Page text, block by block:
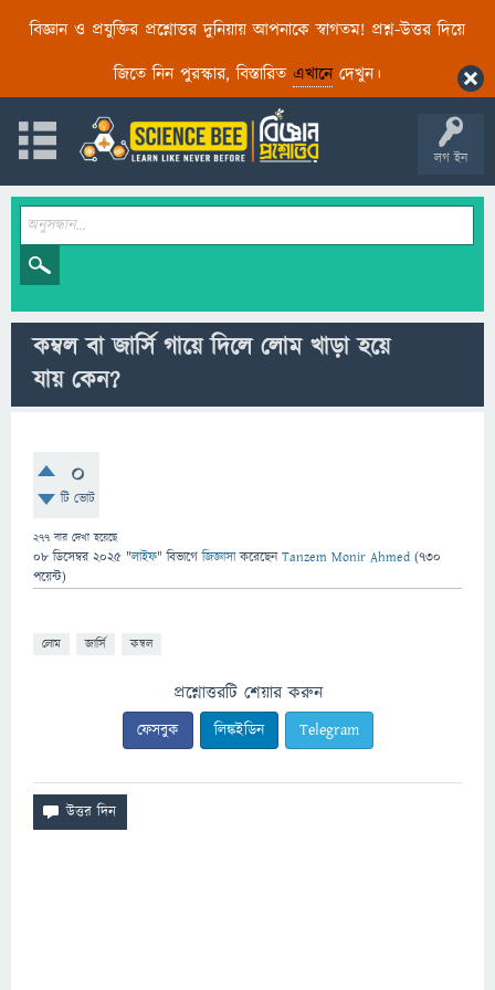
বিজ্ঞান ও প্রযুক্তির প্রশ্নোত্তর দুনিয়ায় আপনাকে স্বাগতম! প্রশ্ন-উত্তর দিয়ে
জিতে নিন পুরস্কার, বিস্তারিত এখানেদেখুন।
লগ ইন
কম্বল বা জার্সি গায়ে দিলে লোম খাড়া হয়ে
যায় কেন?
0
টি ভোট
277 বার দেখা হয়েছে
08 ডিসেম্বর 2025 "লাইফ" বিভাগে জিজ্ঞাসাকরেছেনTanzem Monir Ahmed (730
পয়েন্ট)
লোম জার্সি কম্বল
প্রশ্নোত্তরটি শেয়ার করুন
ফেসবুক লিঙ্কইডিন Telegram